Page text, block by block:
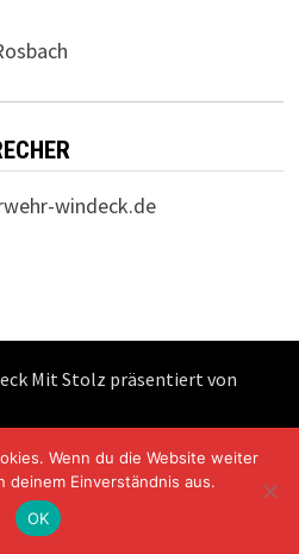
windeck.de
Mit Stolz präsentiert von
Wenn du die Website weiter
deinem Einverständnis aus.
OK